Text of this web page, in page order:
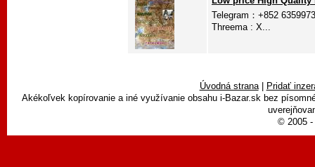
Telegram：+852
Threema : X...
Úvodná strana|
Pridať
Akékoľvek kopírovanie a iné využívanie obsahu i-Bazar.sk bez
© 2005 -